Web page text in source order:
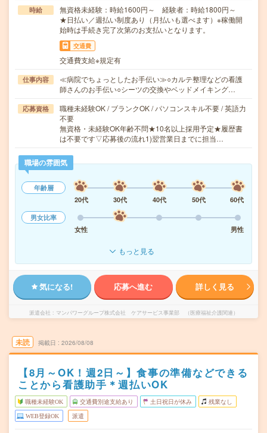
時給
無資格未経験：時給1600円～ 経験者：時給1800円～
★日払い／週払い制度あり（月払いも選べます）※稼働開
始時は手続き完了次第のお支払いとなります。
交通費
交通費支給※規定有
仕事内容
≪病院でちょっとしたお手伝い≫○カルテ整理などの看護
師さんのお手伝い○シーツの交換やベッドメイキング…
応募資格
職種未経験OK / ブランクOK / パソコンスキル不要 / 英語力
不要
無資格・未経験OK年齢不問★10名以上採用予定★履歴書
は不要です▽応募後の流れ1)翌営業日までに担当…
職場の雰囲気
年齢層
20代
30代 40代 50代
60代
男女比率
女性
男性
もっと見る
気になる! 応募へ進む 詳しく見る
派遣会社 マンパワーグループ株式会社 ケアサービス事業部 （医療福祉介護関連）
未読 掲載日 2026/08/08
【8月～OK！週2日～】食事の準備などできる
ことから看護助手＊週払いOK
職種未経験OK 交通費別途支給あり 土日祝日が休み 残業なし
WEB登録OK 派遣